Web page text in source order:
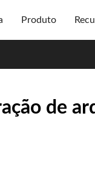
Produto
de